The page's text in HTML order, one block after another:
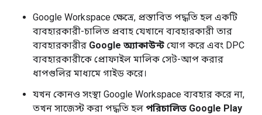
Google Workspace ক্ষেত্রে, প্রস্তাবিত পদ্ধতি হল একটি
ব্যবহারকারী-চালিত প্রবাহ যেখানে ব্যবহারকারী তার
ব্যবহারকারীর Google অ্যাকাউন্ট যোগ করে এবং DPC
ব্যবহারকারীকে প্রোফাইল মালিক সেট-আপ করার
ধাপগুলির মাধ্যমে গাইড করে।
যখন কোনও সংস্থা Google Workspace ব্যবহার করে না,
তখন সাজেস্ট করা পদ্ধতি হল পরিচালিত Google Play